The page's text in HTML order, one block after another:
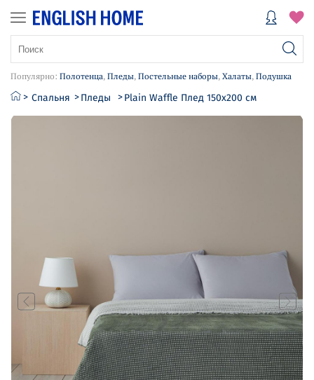
Популярно: Полотенца, Пледы, Постельные наборы, Халаты, Подушка
Спальня Пледы Plain Waffle Плед 150х200 см